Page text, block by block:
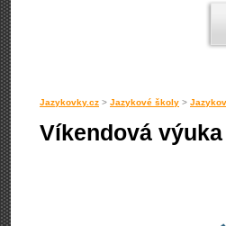
Jazykovky.cz > Jazykové školy >
Víkendová